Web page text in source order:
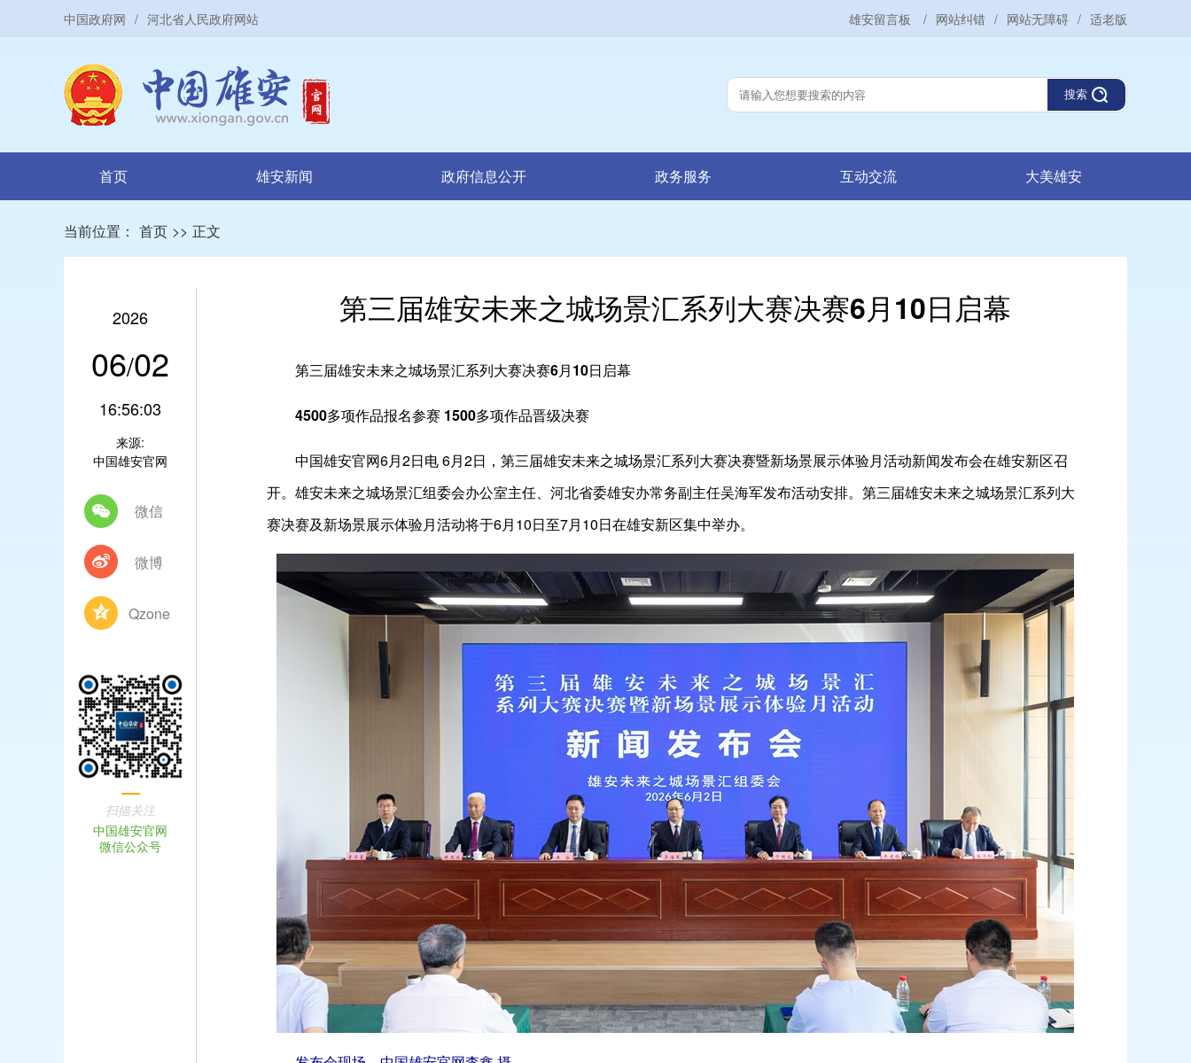
中国政府网 / 河北省人民政府网站 雄安留言板 / 网站纠错 / 网站无障碍 / 适老版
搜索
首页 雄安新闻 政府信息公开 政务服务 互动交流 大美雄安
当前位置： 首页 >> 正文
2026
06/02
16:56:03
来源:
中国雄安官网
微信
微博
Qzone
扫描关注
中国雄安官网
微信公众号
第三届雄安未来之城场景汇系列大赛决赛6月10日启幕
第三届雄安未来之城场景汇系列大赛决赛6月10日启幕
4500多项作品报名参赛 1500多项作品晋级决赛
中国雄安官网6月2日电 6月2日，第三届雄安未来之城场景汇系列大赛决赛暨新场景展示体验月活动新闻发布会在雄安新区召
开。雄安未来之城场景汇组委会办公室主任、河北省委雄安办常务副主任吴海军发布活动安排。第三届雄安未来之城场景汇系列大
赛决赛及新场景展示体验月活动将于6月10日至7月10日在雄安新区集中举办。